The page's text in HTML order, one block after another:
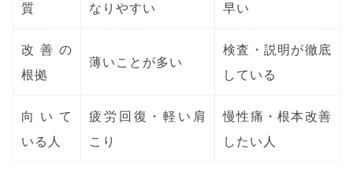
質
なりやすい
早い
改善の
根拠
薄いことが多い
検査・説明が徹底
している
向いて
いる人
疲労回復・軽い肩
こり
慢性痛・根本改善
したい人